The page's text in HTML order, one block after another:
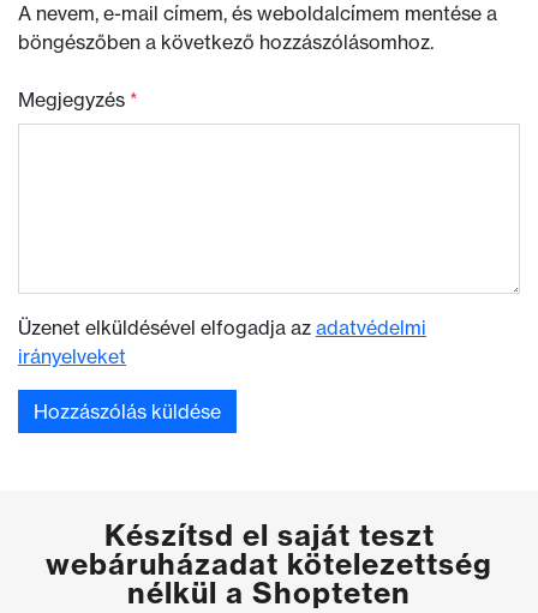
A nevem, e-mail címem, és weboldalcímem mentése a
böngészőben a következő hozzászólásomhoz.
Megjegyzés *
Üzenet elküldésével elfogadja az adatvédelmi
irányelveket
Készítsd el saját teszt
webáruházadat kötelezettség
nélkül a Shopteten